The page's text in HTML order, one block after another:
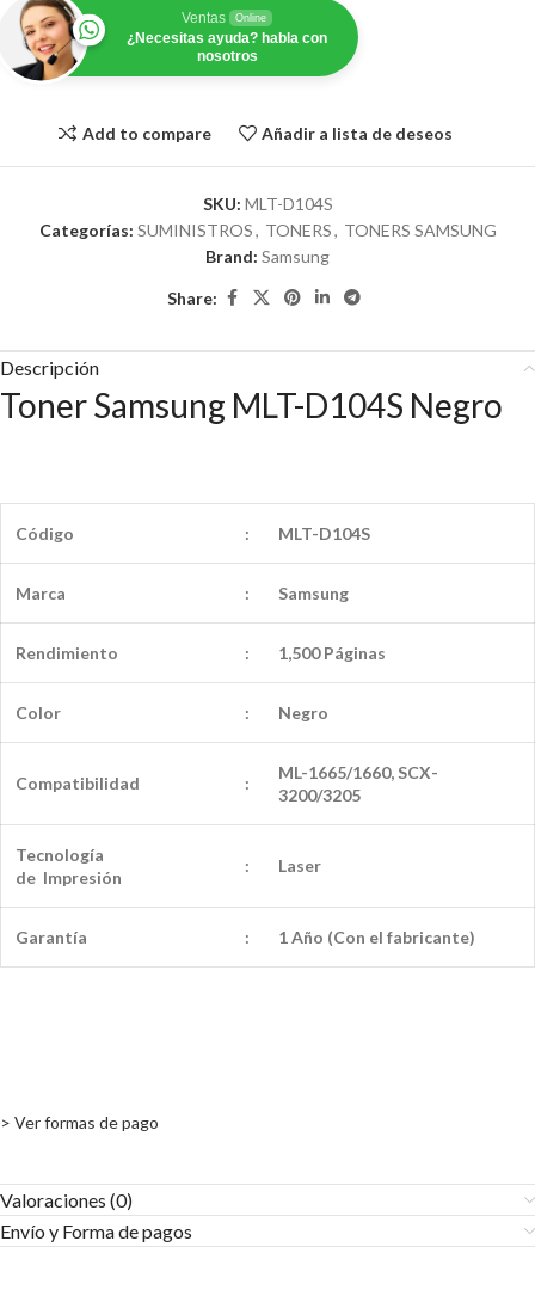
Ventas Online
¿Necesitas ayuda? habla con
nosotros
Add to compare Añadir a lista de deseos
SKU: MLT-D104S
Categorías: SUMINISTROS, TONERS, TONERS SAMSUNG
Brand: Samsung
Share:
Descripción
Toner Samsung MLT-D104S Negro
Código : MLT-D104S
Marca : Samsung
Rendimiento : 1,500 Páginas
Color : Negro
Compatibilidad :
ML-1665/1660, SCX-
3200/3205
Tecnología
de Impresión
: Laser
Garantía : 1 Año (Con el fabricante)
> Ver formas de pago
Valoraciones (0)
Envío y Forma de pagos​